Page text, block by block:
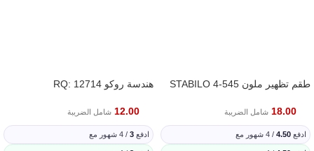
طقم تظهير ملون 545-4 STABILO
18.00 شامل الضريبة
ادفع 4.50 / 4 شهور مع
هندسة روكو RQ: 12714
12.00 شامل الضريبة
ادفع 3 / 4 شهور مع